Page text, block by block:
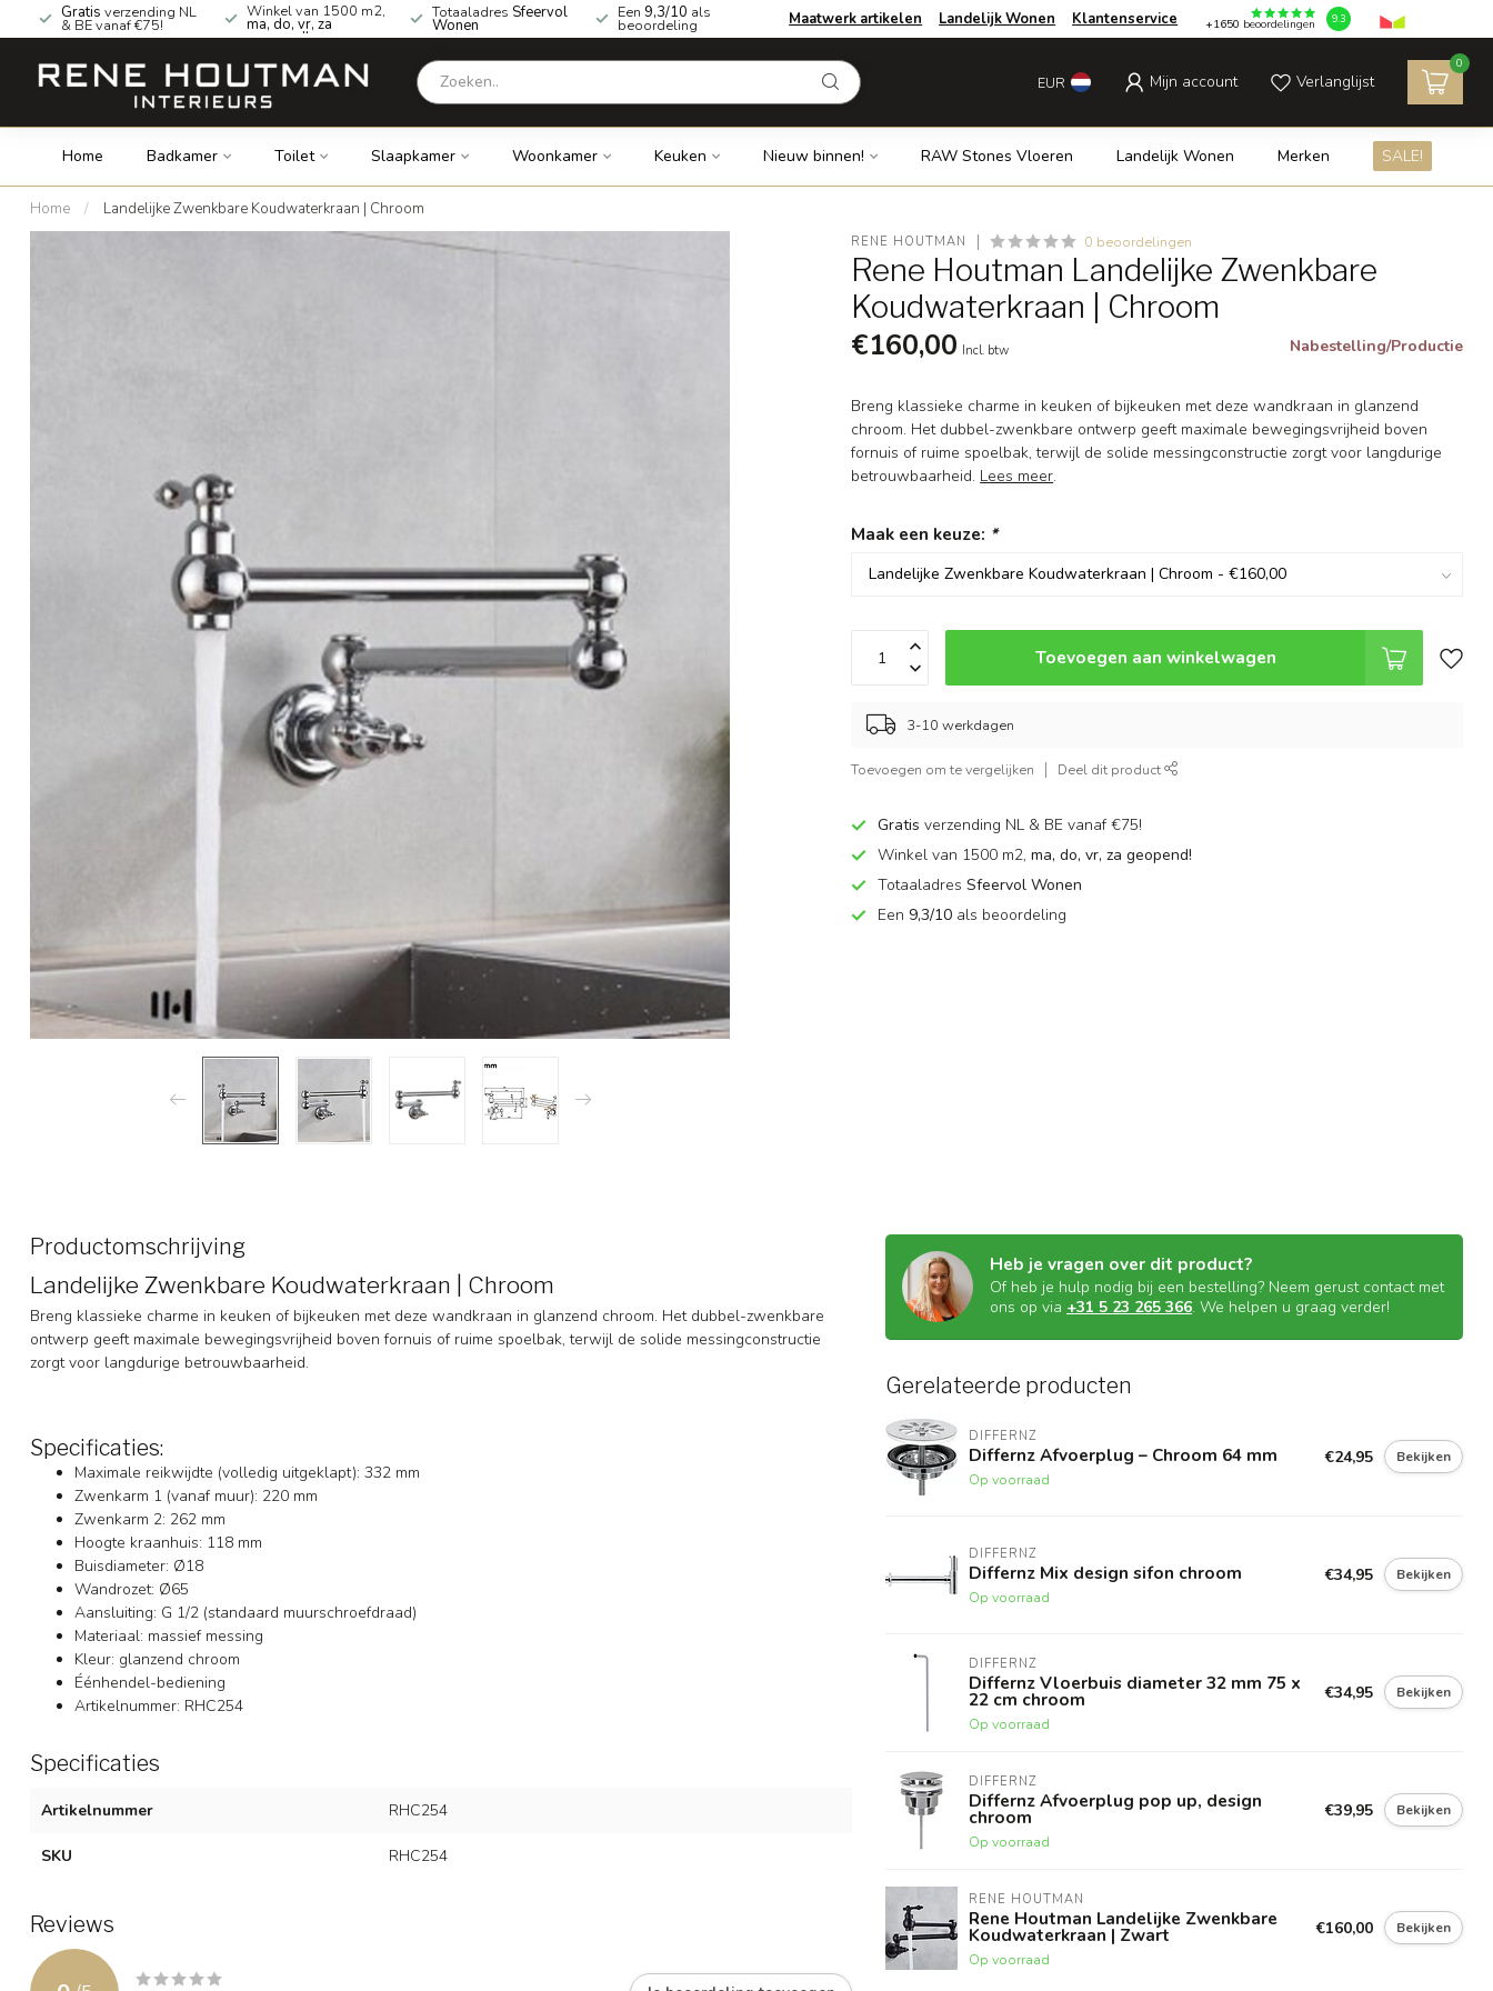
Gratis verzending NL
& BE vanaf €75!
Winkel van 1500 m2,
ma, do, vr, za
geopend!
Totaaladres Sfeervol
Wonen
Een 9,3/10 als
beoordeling Maatwerk artikelen Landelijk Wonen Klantenservice +1650 beoordelingen 9.3
EUR Mijn account Verlanglijst
0
Home Badkamer Toilet Slaapkamer Woonkamer Keuken Nieuw binnen! RAW Stones Vloeren Landelijk Wonen Merken SALE!
Home / Landelijke Zwenkbare Koudwaterkraan | Chroom
RENE HOUTMAN 0 beoordelingen
Rene Houtman Landelijke Zwenkbare
Koudwaterkraan | Chroom
€160,00 Incl. btw Nabestelling/Productie
Breng klassieke charme in keuken of bijkeuken met deze wandkraan in glanzend
chroom. Het dubbel-zwenkbare ontwerp geeft maximale bewegingsvrijheid boven
fornuis of ruime spoelbak, terwijl de solide messingconstructie zorgt voor langdurige
betrouwbaarheid. Lees meer.
Maak een keuze: *
Toevoegen aan winkelwagen
3-10 werkdagen
Toevoegen om te vergelijken Deel dit product
Gratisverzending NL & BE vanaf €75!
Winkel van 1500 m2,ma, do, vr, za geopend!
TotaaladresSfeervol Wonen
Een 9,3/10 als beoordeling
Productomschrijving
Landelijke Zwenkbare Koudwaterkraan | Chroom
Breng klassieke charme in keuken of bijkeuken met deze wandkraan in glanzend chroom. Het dubbel-zwenkbare
ontwerp geeft maximale bewegingsvrijheid boven fornuis of ruime spoelbak, terwijl de solide messingconstructie
zorgt voor langdurige betrouwbaarheid.
Specificaties:
Maximale reikwijdte (volledig uitgeklapt): 332 mm
Zwenkarm 1 (vanaf muur): 220 mm
Zwenkarm 2: 262 mm
Hoogte kraanhuis: 118 mm
Buisdiameter: Ø18
Wandrozet: Ø65
Aansluiting: G 1/2 (standaard muur­schroefdraad)
Materiaal: massief messing
Kleur: glanzend chroom
Éénhendel-bediening
Artikelnummer: RHC254
Specificaties
Artikelnummer RHC254
SKU RHC254
Reviews
Heb je vragen over dit product?
Of heb je hulp nodig bij een bestelling? Neem gerust contact met
ons op via +31 5 23 265 366. We helpen u graag verder!
Gerelateerde producten
DIFFERNZ
Differnz Afvoerplug – Chroom 64 mm
Op voorraad
€24,95 Bekijken
DIFFERNZ
Differnz Mix design sifon chroom
Op voorraad
€34,95 Bekijken
DIFFERNZ
Differnz Vloerbuis diameter 32 mm 75 x
22 cm chroom
Op voorraad
€34,95 Bekijken
DIFFERNZ
Differnz Afvoerplug pop up, design
chroom
Op voorraad
€39,95 Bekijken
RENE HOUTMAN
Rene Houtman Landelijke Zwenkbare
Koudwaterkraan | Zwart
Op voorraad
€160,00 Bekijken